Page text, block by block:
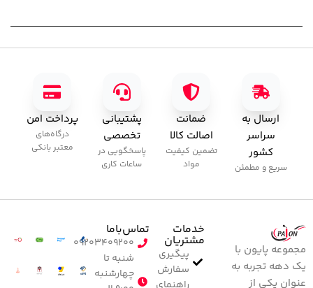
ارسال به
سراسر
کشور
سریع و مطمئن
ضمانت
اصالت کالا
تضمین کیفیت
مواد
پشتیبانی
تخصصی
پاسخگویی در
ساعات کاری
پرداخت امن
درگاه‌های
معتبر بانکی
مجموعه پایون با
یک دهه تجربه به
عنوان یکی از
خدمات
مشتریان
پیگیری
سفارش
تماس‌با‌ما
۰۹۲۰۳۴۰۹۲۰۰
شنبه تا
چهارشنبه